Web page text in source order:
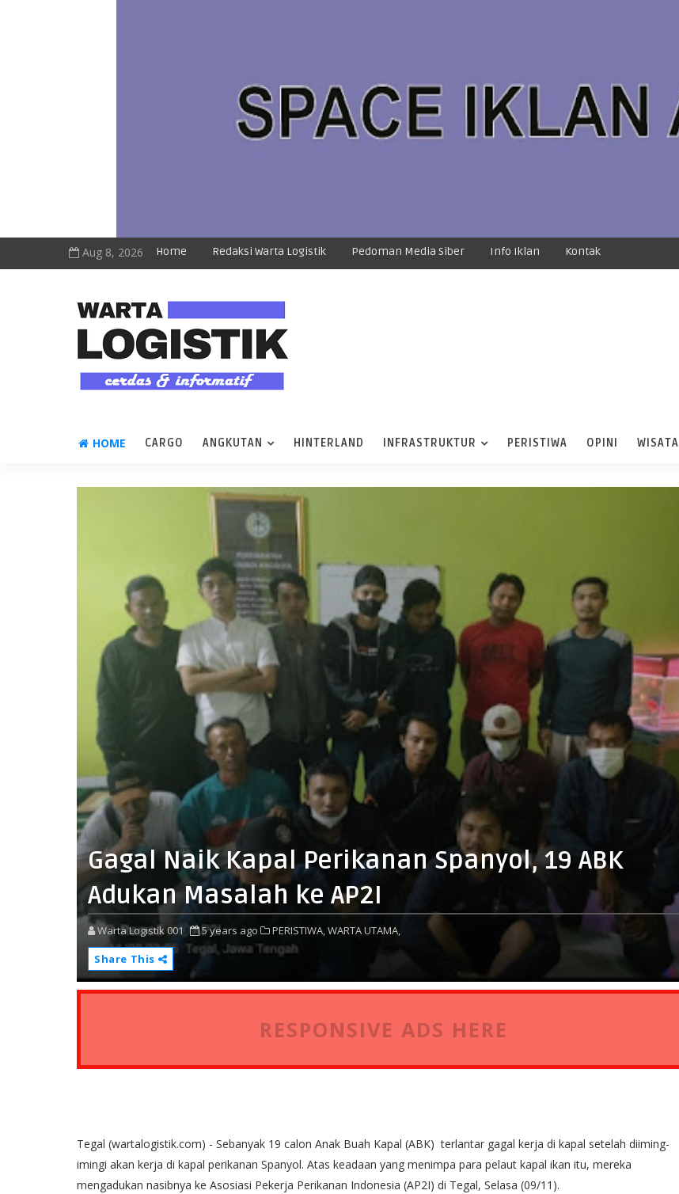
Aug 8, 2026 Home Redaksi Warta Logistik Pedoman Media Siber Info Iklan Kontak
HOME CARGO ANGKUTAN HINTERLAND INFRASTRUKTUR PERISTIWA OPINI WISATA
Gagal Naik Kapal Perikanan Spanyol, 19 ABK
Adukan Masalah ke AP2I
Warta Logistik 001 5 years ago PERISTIWA,WARTA UTAMA,
Share This
RESPONSIVE ADS HERE
Tegal (wartalogistik.com) - Sebanyak 19 calon Anak Buah Kapal (ABK) terlantar gagal kerja di kapal setelah diiming-
imingi akan kerja di kapal perikanan Spanyol. Atas keadaan yang menimpa para pelaut kapal ikan itu, mereka
mengadukan nasibnya ke Asosiasi Pekerja Perikanan Indonesia (AP2I) di Tegal, Selasa (09/11).